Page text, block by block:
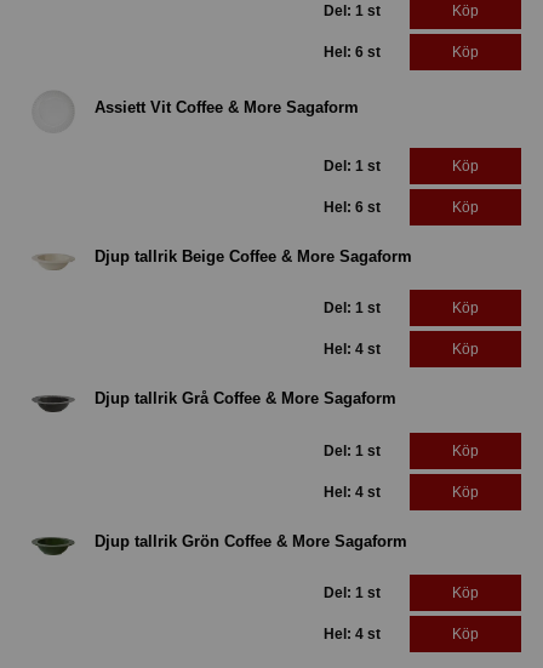
Del: 1 st Köp
Hel: 6 st Köp
Assiett Vit Coffee & More Sagaform
Del: 1 st Köp
Hel: 6 st Köp
Djup tallrik Beige Coffee & More Sagaform
Del: 1 st Köp
Hel: 4 st Köp
Djup tallrik Grå Coffee & More Sagaform
Del: 1 st Köp
Hel: 4 st Köp
Djup tallrik Grön Coffee & More Sagaform
Del: 1 st Köp
Hel: 4 st Köp